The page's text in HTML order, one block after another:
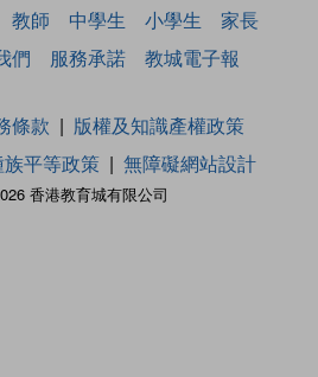
教師 中學生 小學生
家長
們 服務承諾 教城電子報
香港教育城有限公司
條款
版權及知識產權政策
平等政策 無障礙網站設計